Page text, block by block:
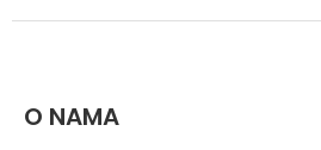
O NAMA